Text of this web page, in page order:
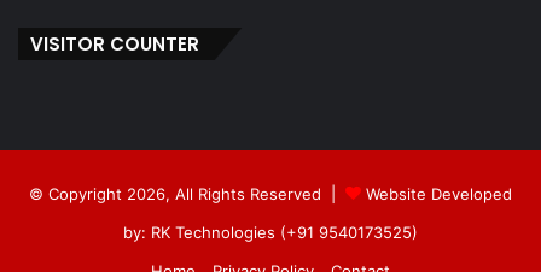
VISITOR COUNTER
© Copyright 2026, All Rights Reserved |
Website Developed
by: RK Technologies (+91 9540173525)